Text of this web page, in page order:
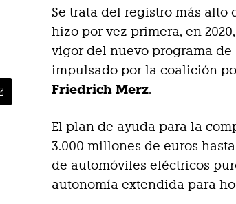
Se trata del registro más
hizo por vez primera, en
vigor del nuevo programa
impulsado por la coalición
Friedrich Merz.
El plan de ayuda para la
3.000 millones de euros
de automóviles eléctricos
autonomía extendida para